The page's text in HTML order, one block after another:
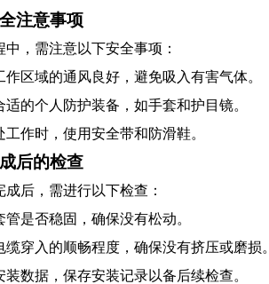
注意事项
中，需注意以下安全事项：
作区域的通风良好，避免吸入有害气体。
适的个人防护装备，如手套和护目镜。
工作时，使用安全带和防滑鞋。
后的检查
成后，需进行以下检查：
管是否稳固，确保没有松动。
缆穿入的顺畅程度，确保没有挤压或磨损
装数据，保存安装记录以备后续检查。